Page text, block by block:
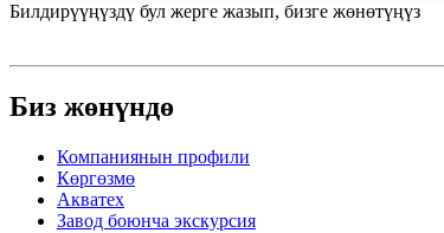
Билдирүүңүздү бул жерге жазып, бизге жөнөтүңүз
Биз жөнүндө
Компаниянын профили
Көргөзмө
Акватех
Завод боюнча экскурсия